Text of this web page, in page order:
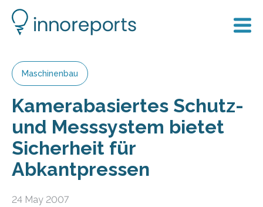
Maschinenbau
Kamerabasiertes Schutz-
und Messsystem bietet
Sicherheit für
Abkantpressen
24 May 2007